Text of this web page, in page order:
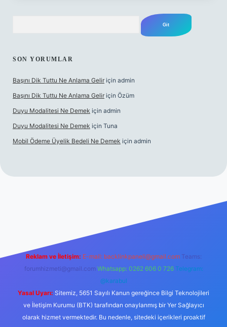
SON YORUMLAR
Başını Dik Tuttu Ne Anlama Gelir için admin
Başını Dik Tuttu Ne Anlama Gelir için Özüm
Duyu Modalitesi Ne Demek için admin
Duyu Modalitesi Ne Demek için Tuna
Mobil Ödeme Üyelik Bedeli Ne Demek için admin
Reklam ve İletişim: E-mail: backlinkpaneli@gmail.com Teams:
forumhizmeti@gmail.com Whatsapp: 0262 606 0 726 Telegram:
@karabul
Yasal Uyarı: Sitemiz, 5651 Sayılı Kanun gereğince Bilgi Teknolojileri
ve İletişim Kurumu (BTK) tarafından onaylanmış bir Yer Sağlayıcı
olarak hizmet vermektedir. Bu nedenle, sitedeki içerikleri proaktif